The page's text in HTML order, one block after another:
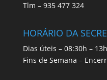
Tlm – 935 477 324
HORÁRIO DA
Dias úteis – 08:30h –
Fins de Semana –